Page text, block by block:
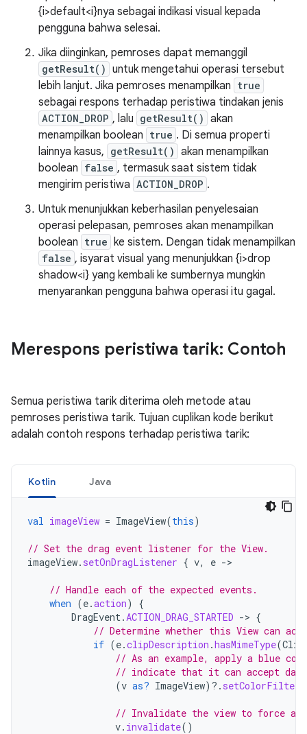
{i>default<i}nya sebagai indikasi visual kepada
pengguna bahwa selesai.
Jika diinginkan, pemroses dapat memanggil
getResult() untuk mengetahui operasi tersebut
lebih lanjut. Jika pemroses menampilkan true
sebagai respons terhadap peristiwa tindakan jenis
ACTION_DROP , lalu getResult() akan
menampilkan boolean true . Di semua properti
lainnya kasus, getResult() akan menampilkan
boolean false , termasuk saat sistem tidak
mengirim peristiwa ACTION_DROP .
Untuk menunjukkan keberhasilan penyelesaian
operasi pelepasan, pemroses akan menampilkan
boolean true ke sistem. Dengan tidak menampilkan
false , isyarat visual yang menunjukkan {i>drop
shadow<i} yang kembali ke sumbernya mungkin
menyarankan pengguna bahwa operasi itu gagal.
Merespons peristiwa tarik: Contoh
Semua peristiwa tarik diterima oleh metode atau
pemroses peristiwa tarik. Tujuan cuplikan kode berikut
adalah contoh respons terhadap peristiwa tarik:
Kotlin Java
val imageView = ImageView(this)
// Set the drag event listener for the View.
imageView. setOnDragListener { v, e ->
// Handle each of the expected events.
when (e.action)
{
DragEvent.ACTION_DRAG_STARTED -> {
// Determine whether this View can
if (e.clipDescription .hasMimeType(
// As an example, apply a blue
// indicate that it can accept
(v as? ImageView) ?. setColorFilter
// Invalidate the view to force a
v. invalidate()